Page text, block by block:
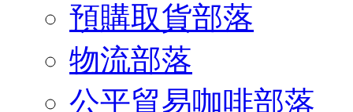
預購取貨部落
物流部落
公平貿易咖啡部落